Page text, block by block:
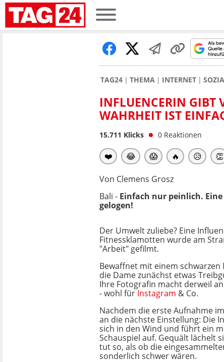
TAG24 THEMA INTERNET
INFLUENCERIN GIBT
WAHRHEIT IST
15.711 Klicks 0 Reaktionen
❤️ 😂 😱 🔥 😥 👏
Von Clemens Grosz
Bali - Einfach nur peinlich.
gelogen!
Der Umwelt zuliebe? Eine
Fitnessklamotten wurde am
"Arbeit" gefilmt.
Bewaffnet mit einem schwarzen
die Dame zunächst etwas
Ihre Fotografin macht derweil
- wohl für Instagram & Co.
Nachdem die erste Aufnahme
an die nächste Einstellung: Die
sich in den Wind und führt ein
Schauspiel auf. Gequält lächelt
tut so, als ob die
sonderlich schwer wären.